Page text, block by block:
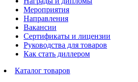
Мероприятия
Направления
Вакансии
Сертификаты и лицензии
Руководства для товаров
Как стать диллером
Каталог товаров